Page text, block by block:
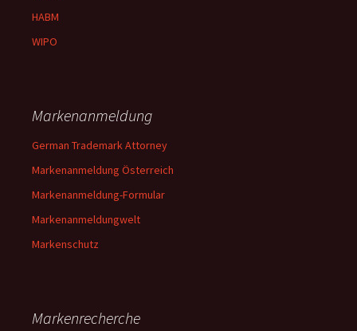
HABM
WIPO
Markenanmeldung
German Trademark Attorney
Markenanmeldung Österreich
Markenanmeldung-Formular
Markenanmeldungwelt
Markenschutz
Markenrecherche